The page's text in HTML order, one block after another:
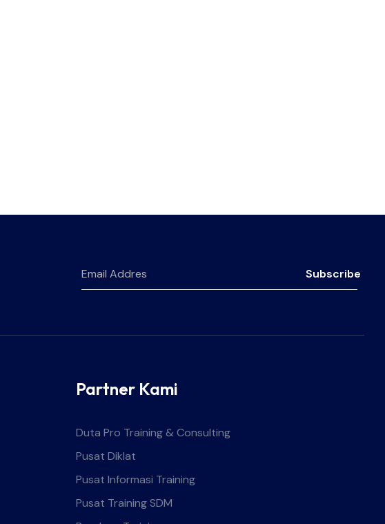
Subscribe
Partner Kami
Duta Pro Training & Consulting
Pusat Diklat
Pusat Informasi Training
Pusat Training SDM